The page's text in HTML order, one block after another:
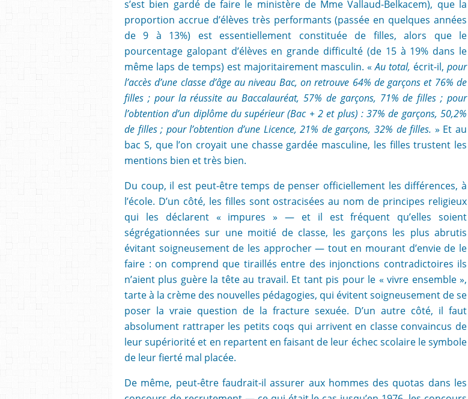
s’est bien gardé de faire le ministère de Mme Vallaud-Belkacem), que la
proportion accrue d’élèves très performants (passée en quelques années
de 9 à 13%) est essentiellement constituée de filles, alors que le
pourcentage galopant d’élèves en grande difficulté (de 15 à 19% dans le
même laps de temps) est majoritairement masculin. «Au total, écrit-il,pour
l’accès d’une classe d’âge au niveau Bac, on retrouve 64% de garçons et 76% de
filles ; pour la réussite au Baccalauréat, 57% de garçons, 71% de filles ; pour
l’obtention d’un diplôme du supérieur (Bac + 2 et plus) : 37% de garçons, 50,2%
de filles ; pour l’obtention d’une Licence, 21% de garçons, 32% de filles. » Et au
bac S, que l’on croyait une chasse gardée masculine, les filles trustent les
mentions bien et très bien.
Du coup, il est peut-être temps de penser officiellement les différences, à
l’école. D’un côté, les filles sont ostracisées au nom de principes religieux
qui les déclarent « impures » — et il est fréquent qu’elles soient
ségrégationnées sur une moitié de classe, les garçons les plus abrutis
évitant soigneusement de les approcher — tout en mourant d’envie de le
faire : on comprend que tiraillés entre des injonctions contradictoires ils
n’aient plus guère la tête au travail. Et tant pis pour le « vivre ensemble »,
tarte à la crème des nouvelles pédagogies, qui évitent soigneusement de se
poser la vraie question de la fracture sexuée. D’un autre côté, il faut
absolument rattraper les petits coqs qui arrivent en classe convaincus de
leur supériorité et en repartent en faisant de leur échec scolaire le symbole
de leur fierté mal placée.
De même, peut-être faudrait-il assurer aux hommes des quotas dans les